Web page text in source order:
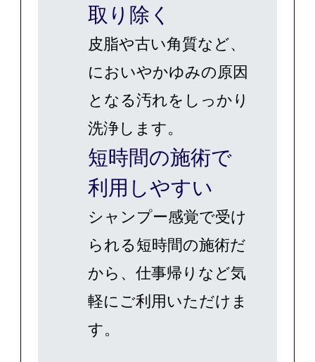
取り除く
皮脂や古い角質など、
においやかゆみの原因
となる汚れをしっかり
洗浄します。
短時間の施術で
利用しやすい
シャンプー感覚で受け
られる短時間の施術だ
から、仕事帰りなど気
軽にご利用いただけま
す。